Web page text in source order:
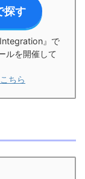
探す
』で
ルを開催して
ちら